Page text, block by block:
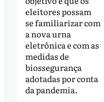
eleitores possam
se familiarizar com
a nova urna
eletrônica e com as
medidas de
biossegurança
adotadas por conta
da pandemia.